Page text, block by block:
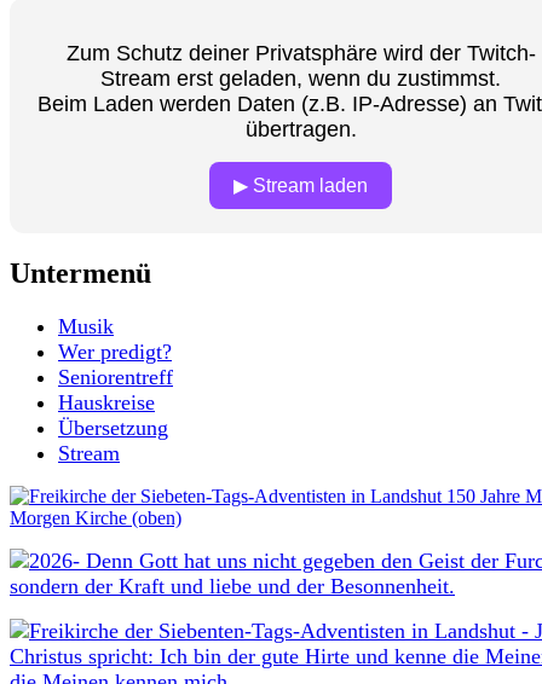
Zum Schutz deiner Privatsphäre wird der Twitch-
Stream erst geladen, wenn du zustimmst.
Beim Laden werden Daten (z.B. IP-Adresse) an
übertragen.
▶ Stream laden
Untermenü
Musik
Wer predigt?
Seniorentreff
Hauskreise
Übersetzung
Stream